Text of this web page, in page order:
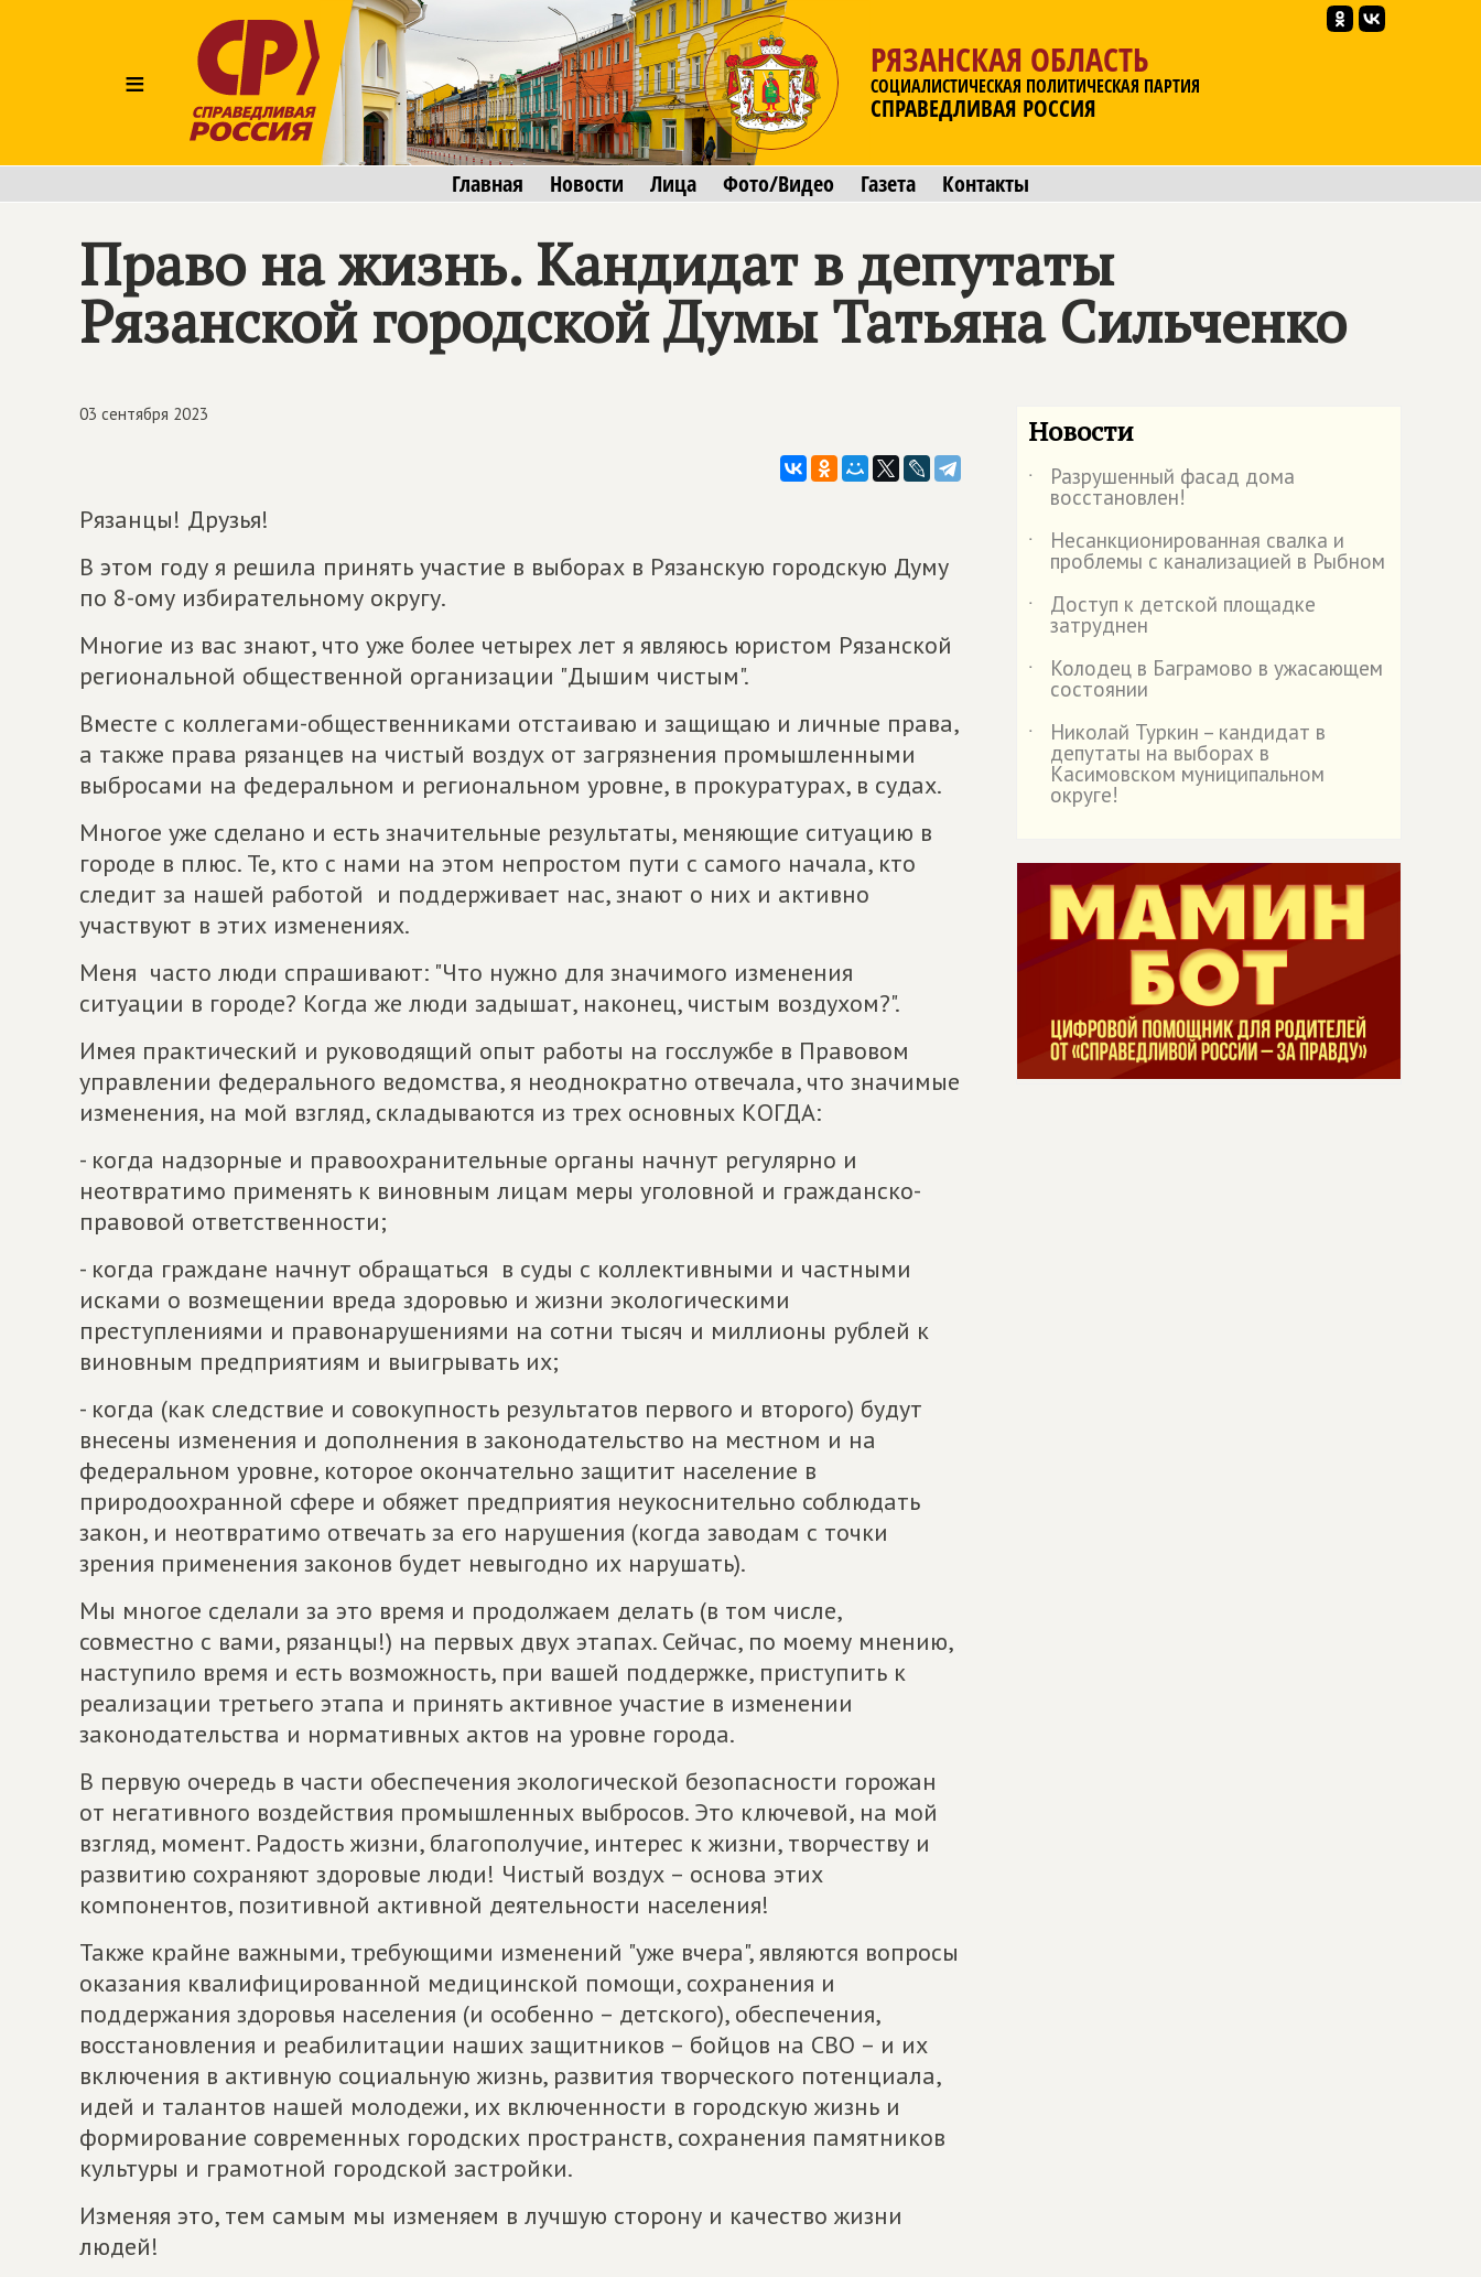
≡
РЯЗАНСКАЯ ОБЛАСТЬ
СОЦИАЛИСТИЧЕСКАЯ ПОЛИТИЧЕСКАЯ ПАРТИЯ
СПРАВЕДЛИВАЯ РОССИЯ
Главная Новости Лица Фото/Видео Газета Контакты
Право на жизнь. Кандидат в депутаты
Рязанской городской Думы Татьяна Сильченко
03 сентября 2023
Рязанцы! Друзья!
В этом году я решила принять участие в выборах в Рязанскую городскую Думу
по 8-ому избирательному округу.
Многие из вас знают, что уже более четырех лет я являюсь юристом Рязанской
региональной общественной организации "Дышим чистым".
Вместе с коллегами-общественниками отстаиваю и защищаю и личные права,
а также права рязанцев на чистый воздух от загрязнения промышленными
выбросами на федеральном и региональном уровне, в прокуратурах, в судах.
Многое уже сделано и есть значительные результаты, меняющие ситуацию в
городе в плюс. Те, кто с нами на этом непростом пути с самого начала, кто
следит за нашей работой и поддерживает нас, знают о них и активно
участвуют в этих изменениях.
Меня часто люди спрашивают: "Что нужно для значимого изменения
ситуации в городе? Когда же люди задышат, наконец, чистым воздухом?".
Имея практический и руководящий опыт работы на госслужбе в Правовом
управлении федерального ведомства, я неоднократно отвечала, что значимые
изменения, на мой взгляд, складываются из трех основных КОГДА:
- когда надзорные и правоохранительные органы начнут регулярно и
неотвратимо применять к виновным лицам меры уголовной и гражданско-
правовой ответственности;
- когда граждане начнут обращаться в суды с коллективными и частными
исками о возмещении вреда здоровью и жизни экологическими
преступлениями и правонарушениями на сотни тысяч и миллионы рублей к
виновным предприятиям и выигрывать их;
- когда (как следствие и совокупность результатов первого и второго) будут
внесены изменения и дополнения в законодательство на местном и на
федеральном уровне, которое окончательно защитит население в
природоохранной сфере и обяжет предприятия неукоснительно соблюдать
закон, и неотвратимо отвечать за его нарушения (когда заводам с точки
зрения применения законов будет невыгодно их нарушать).
Мы многое сделали за это время и продолжаем делать (в том числе,
совместно с вами, рязанцы!) на первых двух этапах. Сейчас, по моему мнению,
наступило время и есть возможность, при вашей поддержке, приступить к
реализации третьего этапа и принять активное участие в изменении
законодательства и нормативных актов на уровне города.
В первую очередь в части обеспечения экологической безопасности горожан
от негативного воздействия промышленных выбросов. Это ключевой, на мой
взгляд, момент. Радость жизни, благополучие, интерес к жизни, творчеству и
развитию сохраняют здоровые люди! Чистый воздух – основа этих
компонентов, позитивной активной деятельности населения!
Также крайне важными, требующими изменений "уже вчера", являются вопросы
оказания квалифицированной медицинской помощи, сохранения и
поддержания здоровья населения (и особенно – детского), обеспечения,
восстановления и реабилитации наших защитников – бойцов на СВО – и их
включения в активную социальную жизнь, развития творческого потенциала,
идей и талантов нашей молодежи, их включенности в городскую жизнь и
формирование современных городских пространств, сохранения памятников
культуры и грамотной городской застройки.
Изменяя это, тем самым мы изменяем в лучшую сторону и качество жизни
людей!
Новости
˙ Разрушенный фасад дома
восстановлен!
˙
Несанкционированная свалка и
проблемы с канализацией в Рыбном
˙
Доступ к детской площадке
затруднен
˙
Колодец в Баграмово в ужасающем
состоянии
˙
Николай Туркин – кандидат в
депутаты на выборах в
Касимовском муниципальном
округе!